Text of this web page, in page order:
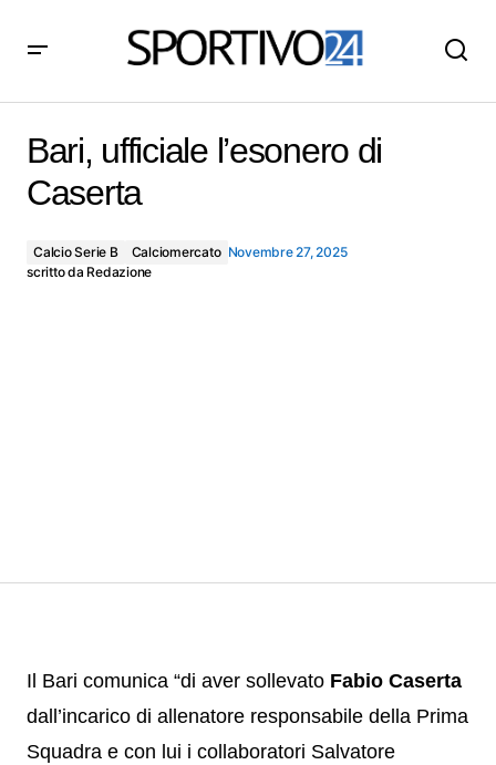
Bari, ufficiale l’esonero di
Caserta
Calcio Serie B Calciomercato Novembre 27, 2025
scritto da Redazione
Il Bari comunica “di aver sollevato Fabio Caserta
dall’incarico di allenatore responsabile della Prima
Squadra e con lui i collaboratori Salvatore